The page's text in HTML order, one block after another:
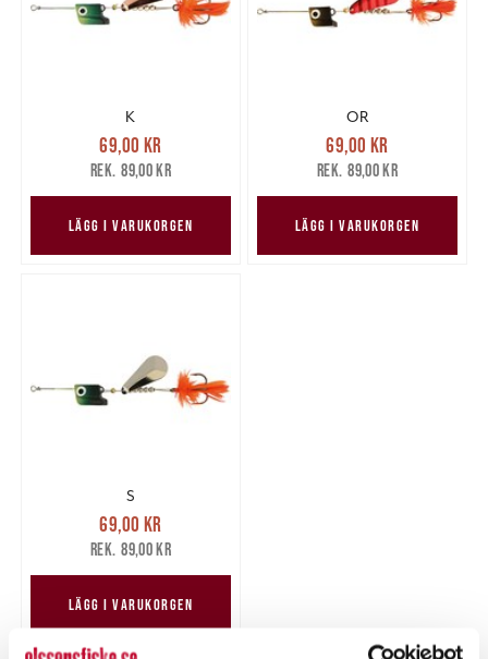
K
Nuvarande pris
69,00 krTidigare pris
89,00 kr
69,00 kr
89,00 kr
LÄGG I VARUKORGEN
OR
Nuvarande pris
69,00 krTidigare pris
89,00 kr
69,00 kr
89,00 kr
LÄGG I VARUKORGEN
S
Nuvarande pris
69,00 krTidigare pris
89,00 kr
69,00 kr
89,00 kr
LÄGG I VARUKORGEN